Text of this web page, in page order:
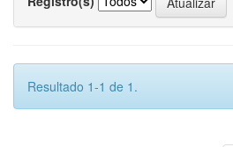
Resultado 1-1 de 1.